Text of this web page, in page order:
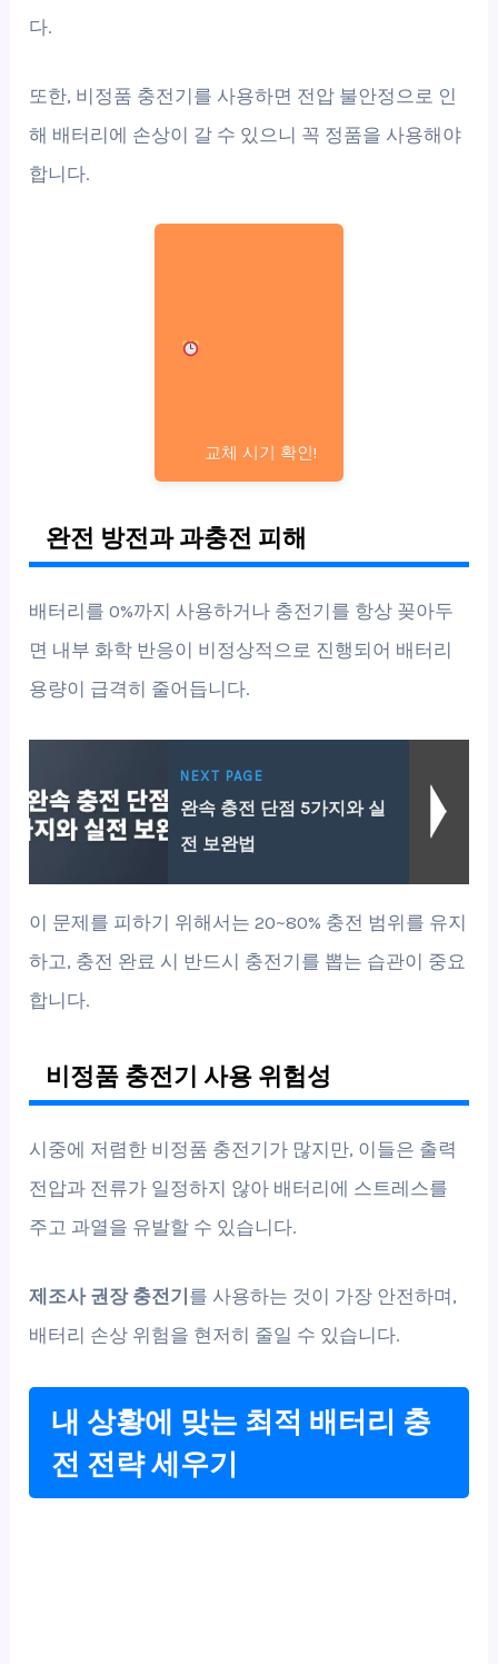
다.
또한, 비정품 충전기를 사용하면 전압 불안정으로 인
해 배터리에 손상이 갈 수 있으니 꼭 정품을 사용해야
합니다.
교체 시기 확인!
완전 방전과 과충전 피해
배터리를 0%까지 사용하거나 충전기를 항상 꽂아두
면 내부 화학 반응이 비정상적으로 진행되어 배터리
용량이 급격히 줄어듭니다.
NEXT PAGE
완속 충전 단점 5가지와 실
전 보완법
이 문제를 피하기 위해서는 20~80% 충전 범위를 유지
하고, 충전 완료 시 반드시 충전기를 뽑는 습관이 중요
합니다.
비정품 충전기 사용 위험성
시중에 저렴한 비정품 충전기가 많지만, 이들은 출력
전압과 전류가 일정하지 않아 배터리에 스트레스를
주고 과열을 유발할 수 있습니다.
제조사 권장 충전기를 사용하는 것이 가장 안전하며,
배터리 손상 위험을 현저히 줄일 수 있습니다.
내 상황에 맞는 최적 배터리 충
전 전략 세우기